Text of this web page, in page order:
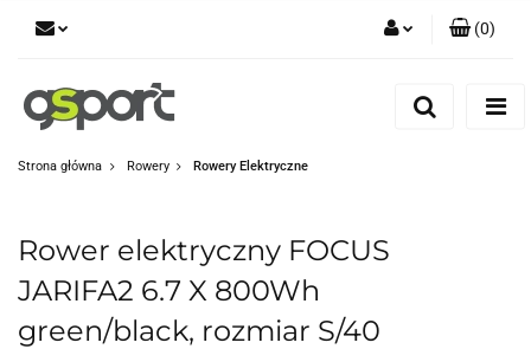
Dodaj zgłoszenie
(0)
Strona główna Rowery Rowery Elektryczne
Rower elektryczny FOCUS
JARIFA2 6.7 X 800Wh
green/black, rozmiar S/40